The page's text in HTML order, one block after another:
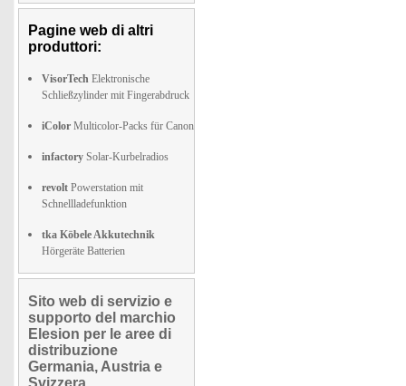
Pagine web di altri
produttori:
VisorTech Elektronische
Schließzylinder mit Fingerabdruck
iColor Multicolor-Packs für Canon
infactory Solar-Kurbelradios
revolt Powerstation mit
Schnellladefunktion
tka Köbele Akkutechnik
Hörgeräte Batterien
Sito web di servizio e
supporto del marchio
Elesion per le aree di
distribuzione
Germania, Austria e
Svizzera